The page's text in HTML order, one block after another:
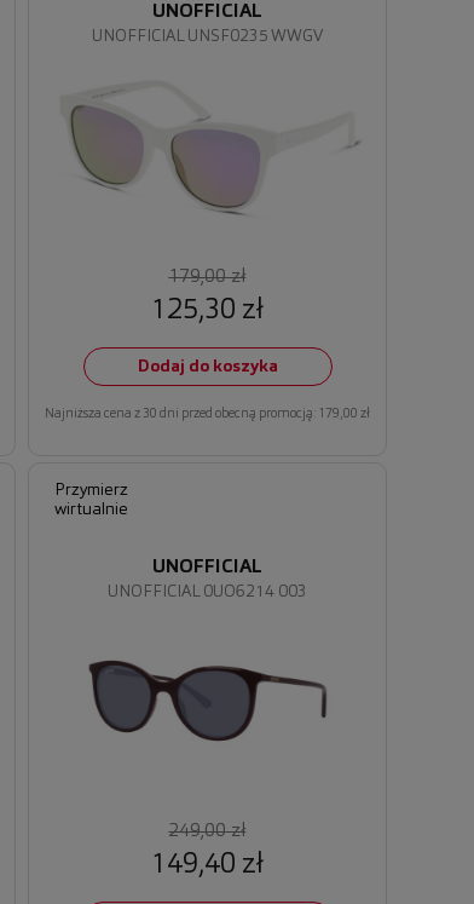
UNOFFICIAL UNSF0235 WWGV
UNOFFICIAL
179,00 zł
125,30 zł
Dodaj do koszyka
Najniższa cena z 30 dni przed obecną promocją: 179,00 zł
Przymierz
wirtualnie
UNOFFICIAL 0UO6214 003
UNOFFICIAL
249,00 zł
149,40 zł